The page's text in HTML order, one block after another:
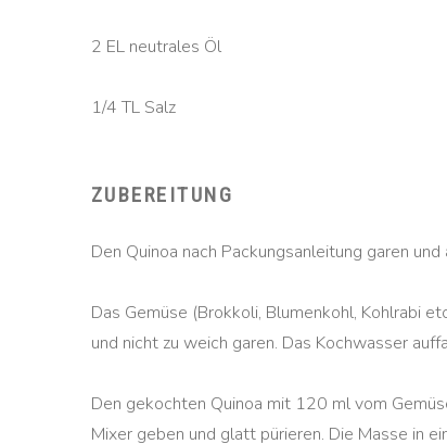
2 EL neutrales Öl
1/4 TL Salz
ZUBEREITUNG
Den Quinoa nach Packungsanleitung garen
Das Gemüse (Brokkoli, Blumenkohl, Kohlrabi
und nicht zu weich garen. Das Kochwasser
Den gekochten Quinoa mit 120 ml vom
Mixer geben und glatt pürieren. Die Masse in